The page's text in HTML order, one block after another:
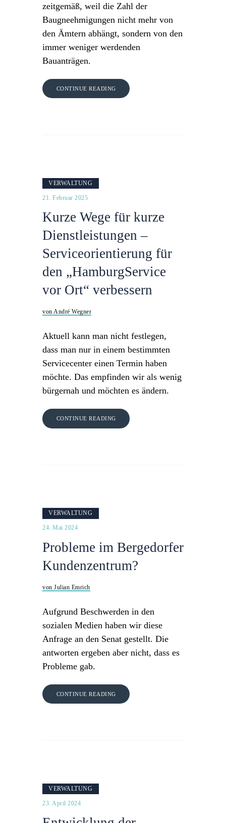
zeitgemäß, weil die Zahl der
Baugneehmigungen nicht mehr von
den Ämtern abhängt, sondern von den
immer weniger werdenden
Bauanträgen.
CONTINUE READING
VERWALTUNG
21. Februar 2025
Kurze Wege für kurze
Dienstleistungen –
Serviceorientierung für
den „HamburgService
vor Ort“ verbessern
von André Wegner
Aktuell kann man nicht festlegen,
dass man nur in einem bestimmten
Servicecenter einen Termin haben
möchte. Das empfinden wir als wenig
bürgernah und möchten es ändern.
CONTINUE READING
VERWALTUNG
24. Mai 2024
Probleme im Bergedorfer
Kundenzentrum?
von Julian Emrich
Aufgrund Beschwerden in den
sozialen Medien haben wir diese
Anfrage an den Senat gestellt. Die
antworten ergeben aber nicht, dass es
Probleme gab.
CONTINUE READING
VERWALTUNG
23. April 2024